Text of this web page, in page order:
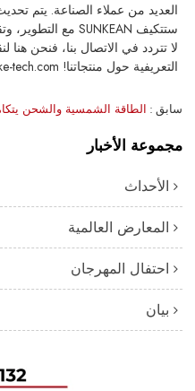
العديد من عملاء الصناعة. يتم
ستتكيف SUNKEAN مع التطوير، وتقدم أحدث التقنيات الناشئة للعملاء.
لا تتردد في الاتصال بنا، فنحن
التعريفية حول منتجاتنا! wendy@ske-tech.com
سابق
مجموعة الأخبار
الأحداث
المعارض العالمية
احتفال المهرجان
بيان